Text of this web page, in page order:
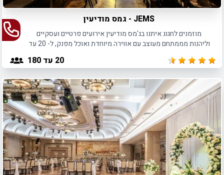
JEMS - גמס מודיעין
מוזמנים לחגוג איתנו בג'מס מודיעין אירועים פרטיים ועסקיים
וליהנות מממתחם מעוצב עם אווירה מיוחדת ואוכל מפנק, ל- 20 עד
20 עד 180